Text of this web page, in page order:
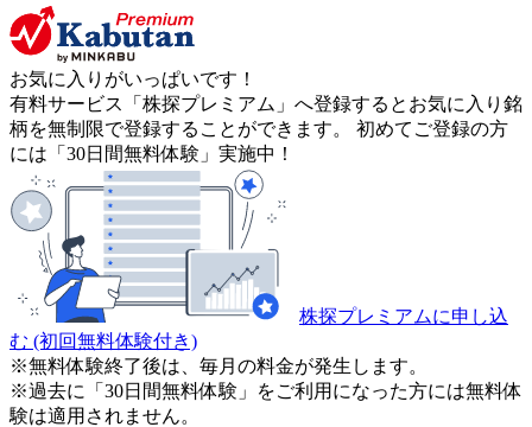
お気に入りがいっぱいです！
有料サービス「株探プレミアム」へ登録するとお気に入り銘
柄を無制限で登録することができます。 初めてご登録の方
には「30日間無料体験」実施中！
株探プレミアムに申し込
む (初回無料体験付き)
※無料体験終了後は、毎月の料金が発生します。
※過去に「30日間無料体験」をご利用になった方には無料体
験は適用されません。